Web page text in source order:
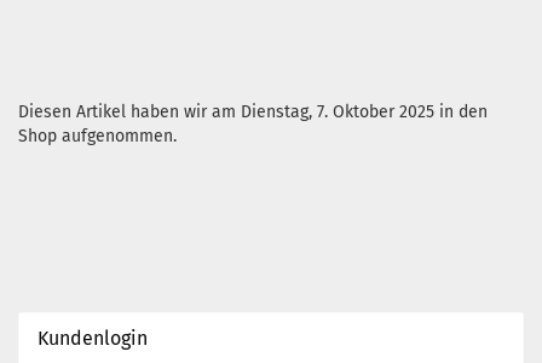
Diesen Artikel haben wir am Dienstag, 7. Oktober 2025 in den
Shop aufgenommen.
Kundenlogin